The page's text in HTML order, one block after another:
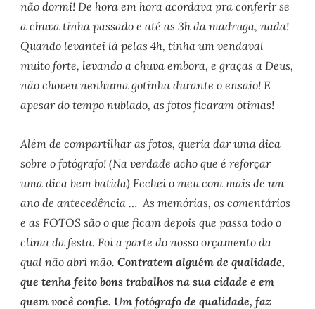
não dormi! De hora em hora acordava pra conferir se
a chuva tinha passado e até as 3h da madruga, nada!
Quando levantei lá pelas 4h, tinha um vendaval
muito forte, levando a chuva embora, e graças a Deus,
não choveu nenhuma gotinha durante o ensaio! E
apesar do tempo nublado, as fotos ficaram ótimas!
Além de compartilhar as fotos, queria dar uma dica
sobre o fotógrafo! (Na verdade acho que é reforçar
uma dica bem batida) Fechei o meu com mais de um
ano de antecedência … As memórias, os comentários
e as FOTOS são o que ficam depois que passa todo o
clima da festa. Foi a parte do nosso orçamento da
qual não abri mão.Contratem alguém de qualidade,
que tenha feito bons trabalhos na sua cidade e em
quem você confie. Um fotógrafo de qualidade, faz